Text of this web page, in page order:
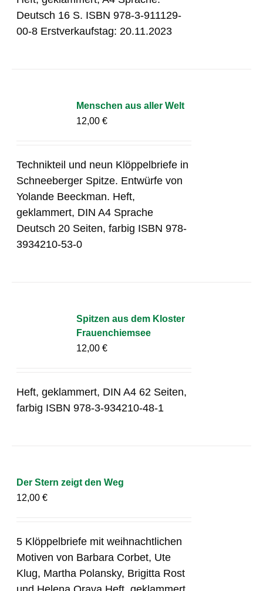
Deutsch 16 S. ISBN 978-3-911129-
00-8 Erstverkaufstag: 20.11.2023
Menschen aus aller Welt
12,00€
Technikteil und neun Klöppelbriefe in
Schneeberger Spitze. Entwürfe von
Yolande Beeckman. Heft,
geklammert, DIN A4 Sprache
Deutsch 20 Seiten, farbig ISBN 978-
3934210-53-0
Spitzen aus dem Kloster
Frauenchiemsee
12,00€
Heft, geklammert, DIN A4 62 Seiten,
farbig ISBN 978-3-934210-48-1
Der Stern zeigt den Weg
12,00€
5 Klöppelbriefe mit weihnachtlichen
Motiven von Barbara Corbet, Ute
Klug, Martha Polansky, Brigitta Rost